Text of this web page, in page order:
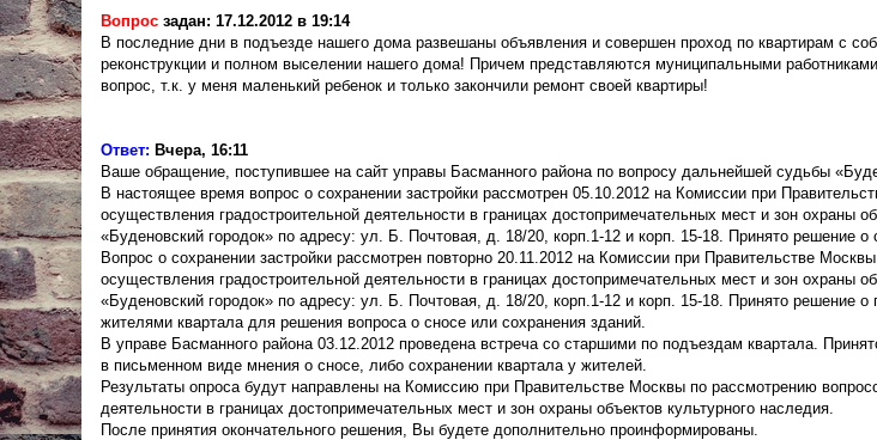
Вопрос задан: 17.12.2012 в 19:14
В последние дни в подъезде нашего дома развешаны объявления и совершен проход по квартирам с
реконструкции и полном выселении нашего дома! Причем представляются муниципальными
вопрос, т.к. у меня маленький ребенок и только закончили ремонт своей квартиры!
Ответ: Вчера, 16:11
Ваше обращение, поступившее на сайт управы Басманного района по вопросу дальнейшей судьбы
В настоящее время вопрос о сохранении застройки рассмотрен 05.10.2012 на Комиссии при
осуществления градостроительной деятельности в границах достопримечательных мест и зон охраны
«Буденовский городок» по адресу: ул. Б. Почтовая, д. 18/20, корп.1-12 и корп. 15-18. Принято решение о
Вопрос о сохранении застройки рассмотрен повторно 20.11.2012 на Комиссии при Правительстве
осуществления градостроительной деятельности в границах достопримечательных мест и зон охраны
«Буденовский городок» по адресу: ул. Б. Почтовая, д. 18/20, корп.1-12 и корп. 15-18. Принято решение
жителями квартала для решения вопроса о сносе или сохранения зданий.
В управе Басманного района 03.12.2012 проведена встреча со старшими по подъездам квартала.
в письменном виде мнения о сносе, либо сохранении квартала у жителей.
Результаты опроса будут направлены на Комиссию при Правительстве Москвы по рассмотрению
деятельности в границах достопримечательных мест и зон охраны объектов культурного наследия.
После принятия окончательного решения, Вы будете дополнительно проинформированы.